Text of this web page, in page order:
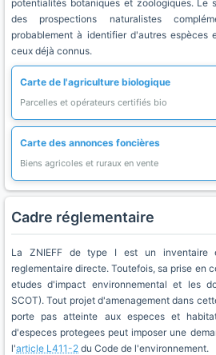
potentialités botaniques et zoologiques. Le
des prospections naturalistes
probablement à identifier d'autres espèces
ceux déjà connus.
Carte de l'agriculture biologique
Parcelles et opérateurs certifiés bio
Carte des annonces foncières
Biens agricoles et ruraux en vente
Cadre réglementaire
La ZNIEFF de type I est un inventaire
reglementaire directe. Toutefois, sa prise en
etudes d'impact environnemental et les
SCOT). Tout projet d'amenagement dans
porte pas atteinte aux especes et
d'especes protegees peut imposer une
l'article L411-2 du Code de l'environnement.